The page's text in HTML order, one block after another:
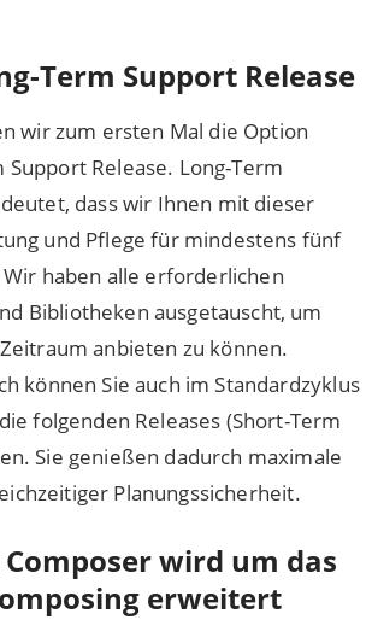
Term Support Release
wir zum ersten Mal die Option
Support Release. Long-Term
dass wir Ihnen mit dieser
und Pflege für mindestens fünf
Wir haben alle erforderlichen
Bibliotheken ausgetauscht, um
anbieten zu können.
können Sie auch im Standardzyklus
folgenden Releases (Short-Term
Sie genießen dadurch maximale
Planungssicherheit.
wird um das
erweitert